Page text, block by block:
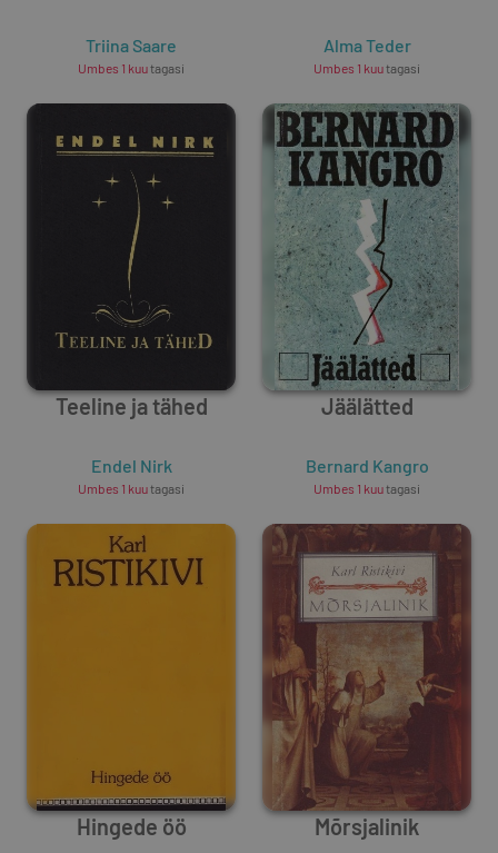
Triina Saare
Umbes 1 kuutagasi
Alma Teder
Umbes 1 kuutagasi
Teeline ja tähed
Endel Nirk
Umbes 1 kuutagasi
Jäälätted
Bernard Kangro
Umbes 1 kuutagasi
Hingede öö Mõrsjalinik